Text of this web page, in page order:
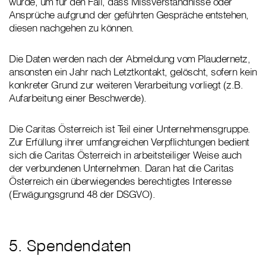
Ansprüche aufgrund der geführten Gespräche entstehen,
diesen nachgehen zu können.
Die Daten werden nach der Abmeldung vom Plaudernetz,
ansonsten ein Jahr nach Letztkontakt, gelöscht, sofern kein
konkreter Grund zur weiteren Verarbeitung vorliegt (z.B.
Aufarbeitung einer Beschwerde).
Die Caritas Österreich ist Teil einer Unternehmensgruppe.
Zur Erfüllung ihrer umfangreichen Verpflichtungen bedient
sich die Caritas Österreich in arbeitsteiliger Weise auch
der verbundenen Unternehmen. Daran hat die Caritas
Österreich ein überwiegendes berechtigtes Interesse
(Erwägungsgrund 48 der DSGVO).
5. Spendendaten